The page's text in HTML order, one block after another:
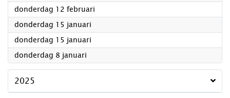
donderdag 12 februari
donderdag 15 januari
donderdag 15 januari
donderdag 8 januari
2025